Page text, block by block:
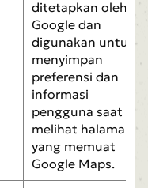
ditetapkan oleh
Google dan
digunakan untuk
menyimpan
preferensi dan
informasi
pengguna saat
melihat halaman
yang memuat
Google Maps.